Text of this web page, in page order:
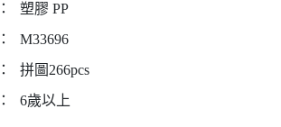
：
塑膠 PP
：
M33696
：
拼圖266pcs
： 6歲以上